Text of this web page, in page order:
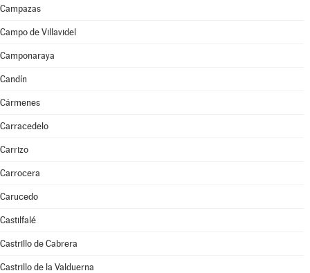
Campazas
Campo de Villavidel
Camponaraya
Candín
Cármenes
Carracedelo
Carrizo
Carrocera
Carucedo
Castilfalé
Castrillo de Cabrera
Castrillo de la Valduerna